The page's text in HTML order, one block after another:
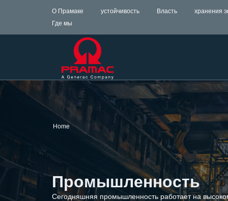
О Прамаке устойчивость Власть
хранения
Где мы
Home
Промышленность
Сегодняшняя промышленность работает на